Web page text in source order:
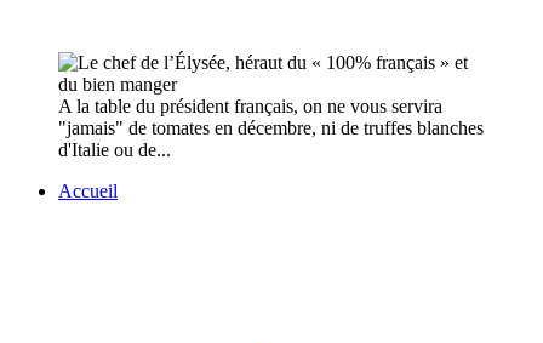
A la table du président français, on ne vous servira
"jamais" de tomates en décembre, ni de truffes blanches
d'Italie ou de...
Accueil